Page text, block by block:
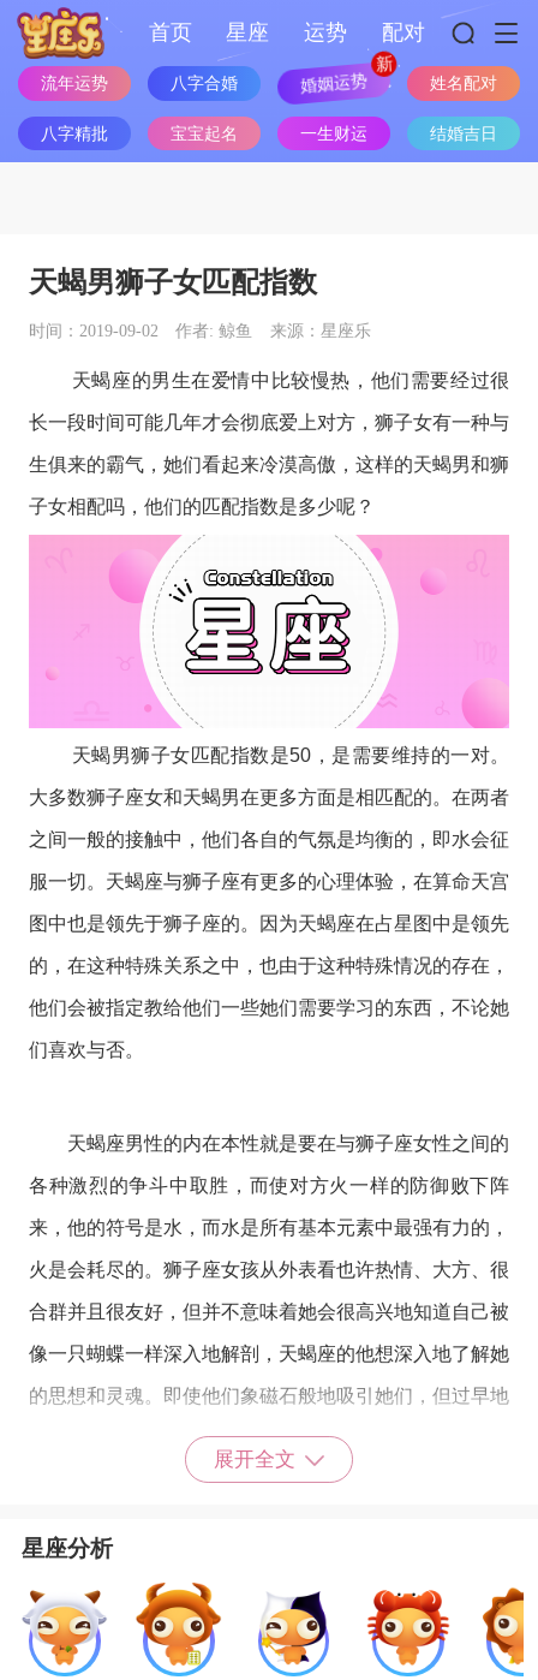
首页 星座 运势 配对
流年运势 八字合婚 婚姻运势 姓名配对
八字精批 宝宝起名 一生财运 结婚吉日
天蝎男狮子女匹配指数
时间：2019-09-02 作者: 鲸鱼 来源：星座乐
天蝎座的男生在爱情中比较慢热，他们需要经过很
长一段时间可能几年才会彻底爱上对方，狮子女有一种与
生俱来的霸气，她们看起来冷漠高傲，这样的天蝎男和狮
子女相配吗，他们的匹配指数是多少呢？
天蝎男狮子女匹配指数是50，是需要维持的一对。
大多数狮子座女和天蝎男在更多方面是相匹配的。在两者
之间一般的接触中，他们各自的气氛是均衡的，即水会征
服一切。 天蝎座与狮子座有更多的心理体验，在算命天宫
图中也是领先于狮子座的。因为天蝎座在占星图中是领先
的，在这种特殊关系之中，也由于这种特殊情况的存在，
他们会被指定教给他们一些她们需要学习的东西，不论她
们喜欢与否。
天蝎座男性的内在本性就是要在与狮子座女性之间的
各种激烈的争斗中取胜，而使对方火一样的防御败下阵
来，他的符号是水，而水是所有基本元素中最强有力的，
火是会耗尽的。狮子座女孩从外表看也许热情、大方、很
合群并且很友好，但并不意味着她会很高兴地知道自己被
像一只蝴蝶一样深入地解剖，天蝎座的他想深入地了解她
的思想和灵魂。即使他们象磁石般地吸引她们，但过早地
表现出亲昵，她们将会毫不犹豫地由热变冷。
两个人的脾气都很冲，要是吵起架来那简直是天雷勾
动地火，一发不可收拾。若狮子女已被最具魅力的天蝎男
所吸引，请务必让自己的心胸更宽广，使他知道你的爱开
朗又温暖。虽然狮子占了很大的天生优势，但天蝎男的潜
展开全文
星座分析